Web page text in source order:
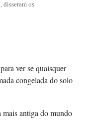
disseram os
ver se quaisquer
congelada do solo
antiga do mundo